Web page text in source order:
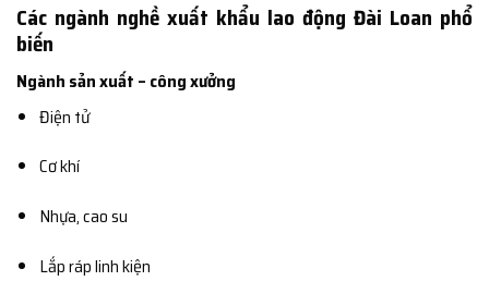
Các ngành nghề xuất khẩu lao động Đài Loan phổ
biến
Ngành sản xuất – công xưởng
Điện tử
Cơ khí
Nhựa, cao su
Lắp ráp linh kiện